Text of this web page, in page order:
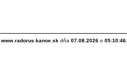
www.radorus.kanoe.skdňa 07.08.2026o 05:10:46.